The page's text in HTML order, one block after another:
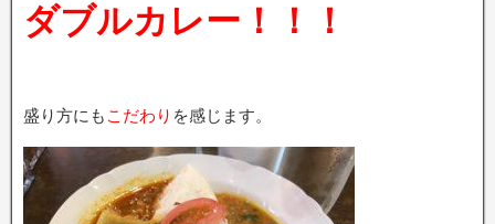
ダブルカレー！！！
盛り方にも こだわり を感じます。